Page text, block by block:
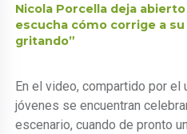
Nicola Porcella deja
escucha cómo corrige a
gritando”
En el video, compartido por el
jóvenes se encuentran
escenario, cuando de pronto